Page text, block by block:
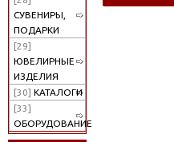
СУВЕНИРЫ,
ПОДАРКИ
[29]
ЮВЕЛИРНЫЕ
ИЗДЕЛИЯ
[30] КАТАЛОГИ
[33]
ОБОРУДОВАНИЕ